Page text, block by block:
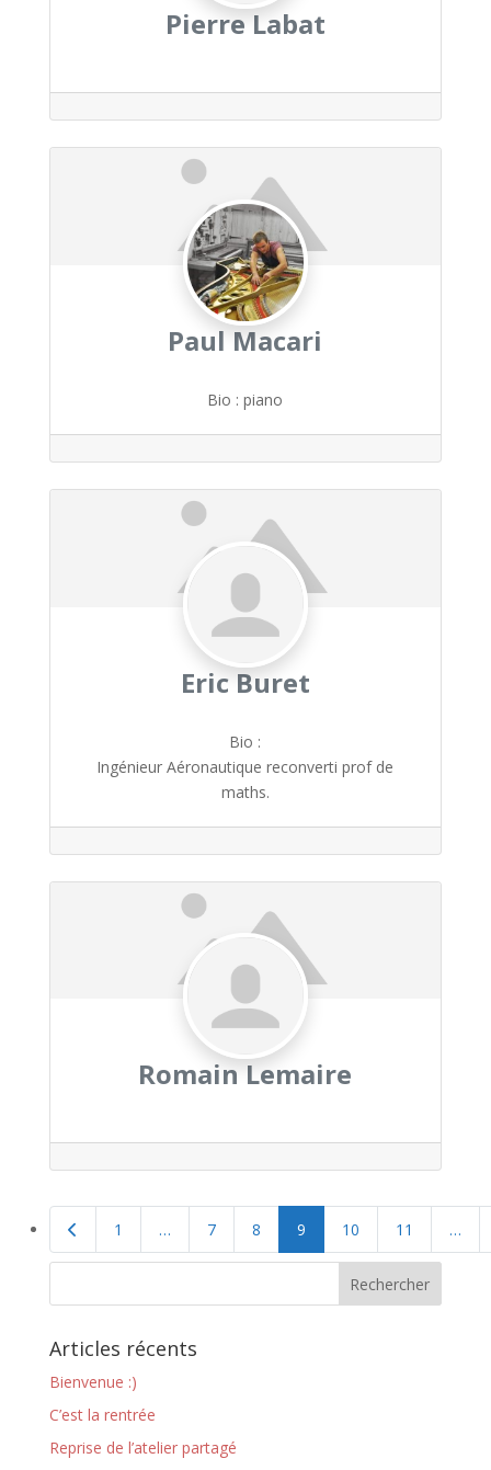
Pierre Labat
Paul Macari
Bio : piano
Eric Buret
Bio :
Ingénieur Aéronautique reconverti prof de
maths.
Romain Lemaire
Navigation
des
publications
Articles plus récents
1 … 7 8 9 10 11 …
Articles récents
Bienvenue :)
C’est la rentrée
Reprise de l’atelier partagé